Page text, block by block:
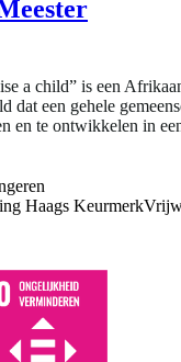
a child” is een
dat een gehele
en te ontwikkelen in
Haags Keurmerk